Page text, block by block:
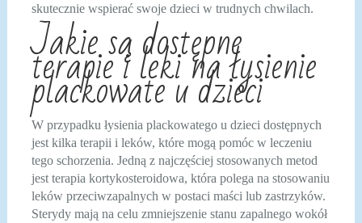
skutecznie wspierać swoje dzieci w trudnych chwilach.
Jakie są dostępne
terapie i leki na łysienie
plackowate u dzieci
W przypadku łysienia plackowatego u dzieci dostępnych
jest kilka terapii i leków, które mogą pomóc w leczeniu
tego schorzenia. Jedną z najczęściej stosowanych metod
jest terapia kortykosteroidowa, która polega na stosowaniu
leków przeciwzapalnych w postaci maści lub zastrzyków.
Sterydy mają na celu zmniejszenie stanu zapalnego wokół